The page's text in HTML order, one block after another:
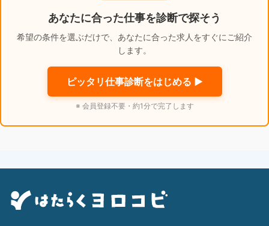
あなたに合った仕事を診断で探そう
希望の条件を選ぶだけで、あなたに合った求人をすぐにご紹介
します。
ピッタリ仕事診断をはじめる ▶
※ 会員登録不要・約1分で完了します